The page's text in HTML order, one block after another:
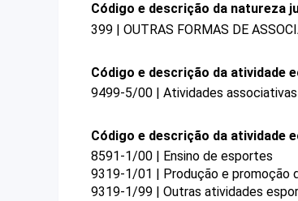
Código e descrição da natureza
399 | OUTRAS FORMAS DE
Código e descrição da atividade
9499-5/00 | Atividades
Código e descrição da atividade
8591-1/00 | Ensino de esportes
9319-1/01 | Produção e promoção
9319-1/99 | Outras atividades